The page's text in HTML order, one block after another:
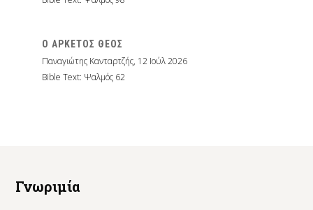
Ο ΑΡΚΕΤΟΣ ΘΕΟΣ
Παναγιώτης Κανταρτζής, 12 Ιούλ 2026
Bible Text: Ψαλμός 62
Γνωριμία